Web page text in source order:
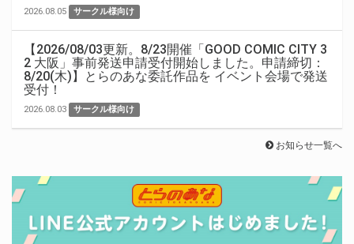
2026.08.05 サークル様向け
【2026/08/03更新。8/23開催「GOOD COMIC CITY 3
2 大阪」事前発送申請受付開始しました。申請締切：
8/20(木)】とらのあな委託作品を イベント会場で発送
受付！
2026.08.03 サークル様向け
お知らせ一覧へ